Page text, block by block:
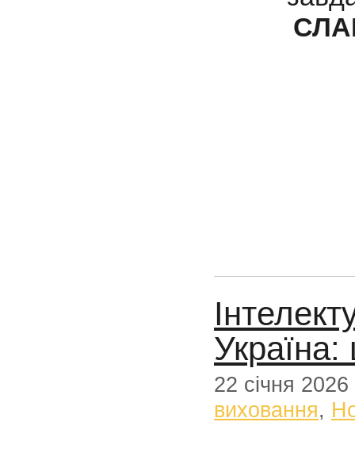
22 січня 2026
виховання,